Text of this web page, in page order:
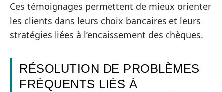
Ces témoignages permettent de mieux orienter
les clients dans leurs choix bancaires et leurs
stratégies liées à l’encaissement des chèques.
RÉSOLUTION DE PROBLÈMES
FRÉQUENTS LIÉS À